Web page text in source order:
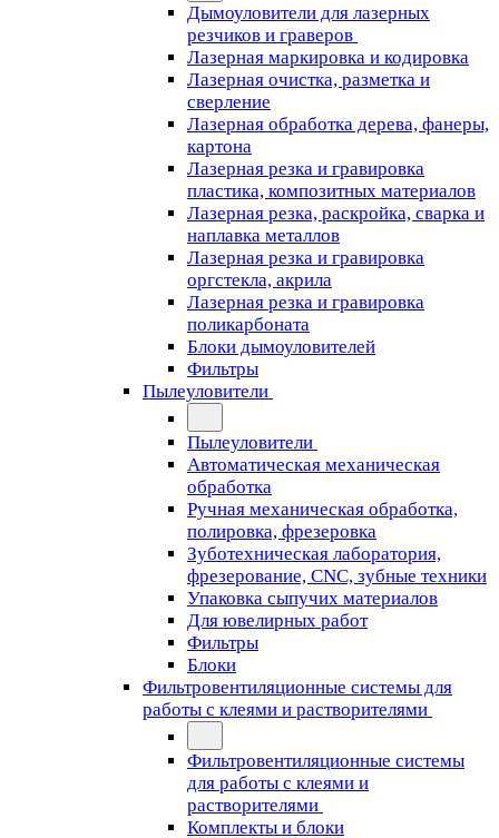
Дымоуловители для лазерных
резчиков и граверов
Лазерная маркировка и кодировка
Лазерная очистка, разметка и
сверление
Лазерная обработка дерева, фанеры,
картона
Лазерная резка и гравировка
пластика, композитных материалов
Лазерная резка, раскройка, сварка и
наплавка металлов
Лазерная резка и гравировка
оргстекла, акрила
Лазерная резка и гравировка
поликарбоната
Блоки дымоуловителей
Фильтры
Пылеуловители
Пылеуловители
Автоматическая механическая
обработка
Ручная механическая обработка,
полировка, фрезеровка
Зуботехническая лаборатория,
фрезерование, CNC, зубные техники
Упаковка сыпучих материалов
Для ювелирных работ
Фильтры
Блоки
Фильтровентиляционные системы для
работы с клеями и растворителями
Фильтровентиляционные системы
для работы с клеями и
растворителями
Комплекты и блоки